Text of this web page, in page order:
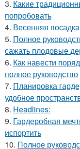
3. Какие
попробовать
4. Весенняя
5. Полное
сажать плодовые
6. Как навести
полное руководство
7. Планировка
удобное
8. Headlines:
9. Гардеробная
испортить
10. Полное